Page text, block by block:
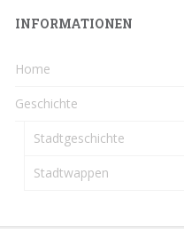
INFORMATIONEN
Home
Geschichte
Stadtgeschichte
Stadtwappen